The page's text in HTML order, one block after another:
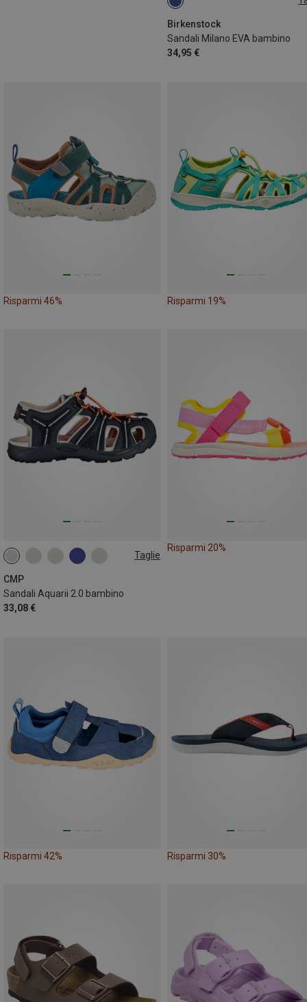
Birkenstock
Sandali Milano EVA bambino
34,95 €
34
Risparmi 46% Risparmi 19%
Taglie
CMP
Sandali Aquarii 2.0 bambino
33,08 €
Risparmi 20%
Risparmi 42% Risparmi 30%